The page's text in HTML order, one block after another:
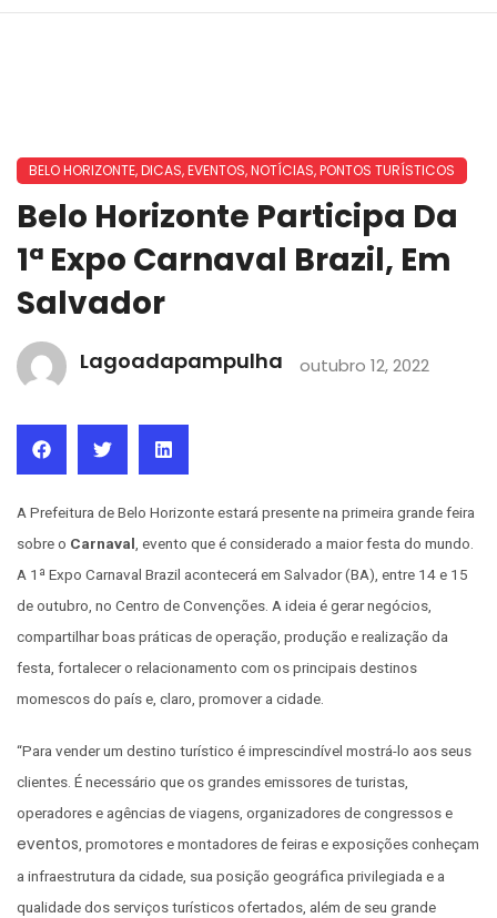
BELO HORIZONTE,DICAS,EVENTOS,NOTÍCIAS,PONTOS TURÍSTICOS
Belo Horizonte Participa Da
1ª Expo Carnaval Brazil, Em
Salvador
Lagoadapampulha outubro 12, 2022
A Prefeitura de Belo Horizonte estará presente na primeira grande feira
sobre o Carnaval , evento que é considerado a maior festa do mundo.
A 1ª Expo Carnaval Brazil acontecerá em Salvador (BA), entre 14 e 15
de outubro, no Centro de Convenções. A ideia é gerar negócios,
compartilhar boas práticas de operação, produção e realização da
festa, fortalecer o relacionamento com os principais destinos
momescos do país e, claro, promover a cidade.
“Para vender um destino turístico é imprescindível mostrá-lo aos seus
clientes. É necessário que os grandes emissores de turistas,
operadores e agências de viagens, organizadores de congressos e
eventos , promotores e montadores de feiras e exposições conheçam
a infraestrutura da cidade, sua posição geográfica privilegiada e a
qualidade dos serviços turísticos ofertados, além de seu grande